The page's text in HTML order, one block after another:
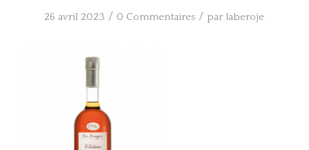
26 avril 2023 / 0 Commentaires / par laberoje